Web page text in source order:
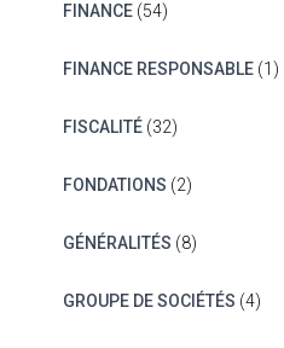
FINANCE(54)
FINANCE RESPONSABLE(1)
FISCALITÉ(32)
FONDATIONS (2)
GÉNÉRALITÉS (8)
GROUPE DE SOCIÉTÉS (4)